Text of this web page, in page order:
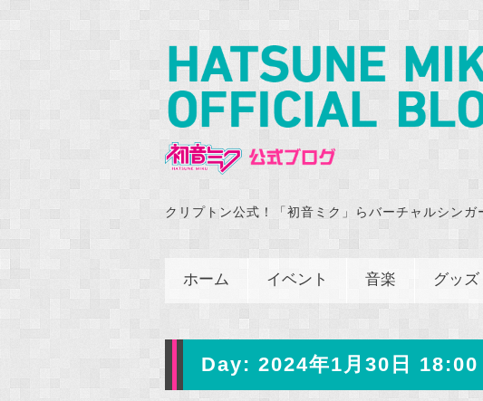
クリプトン公式！「初音ミク」らバーチャルシンガ
ホーム イベント 音楽 グッズ
Day: 2024年1月30日 18:00